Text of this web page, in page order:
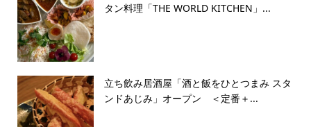
タン料理「THE WORLD KITCHEN」...
立ち飲み居酒屋「酒と飯をひとつまみ スタ
ンドあじみ」オープン ＜定番＋...